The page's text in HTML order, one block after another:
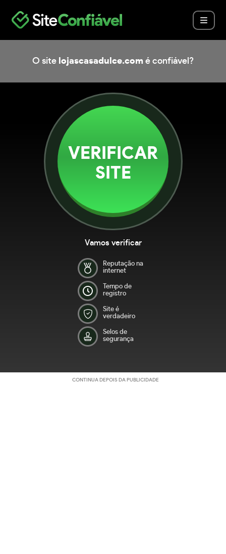
O site lojascasadulce.com é confiável?
VERIFICAR
SITE
Vamos verificar
Reputação na
internet
Tempo de
registro
Site é
verdadeiro
Selos de
segurança
CONTINUA DEPOIS DA PUBLICIDADE